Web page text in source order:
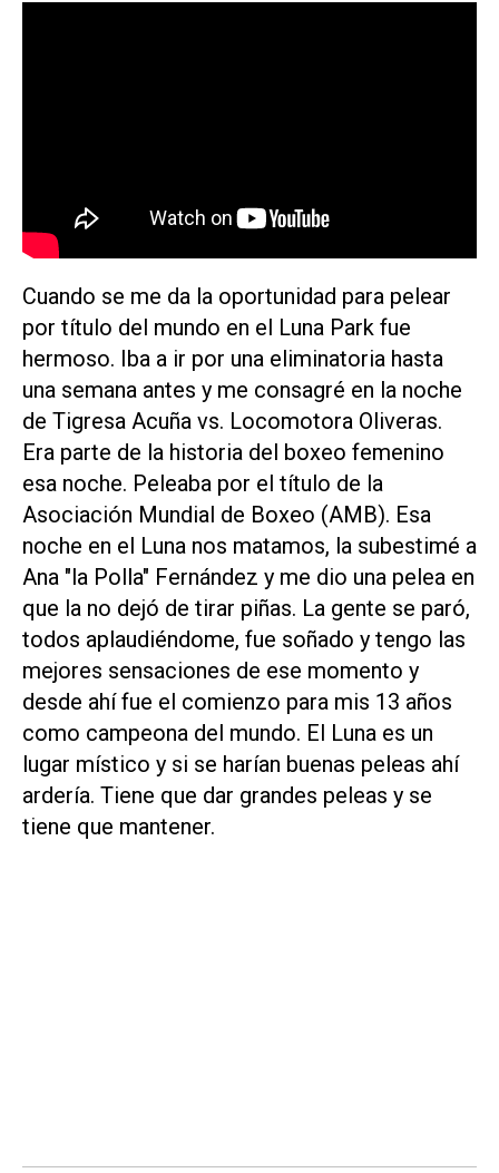
Cuando se me da la oportunidad para pelear
por título del mundo en el Luna Park fue
hermoso. Iba a ir por una eliminatoria hasta
una semana antes y me consagré en la noche
de Tigresa Acuña vs. Locomotora Oliveras.
Era parte de la historia del boxeo femenino
esa noche. Peleaba por el título de la
Asociación Mundial de Boxeo (AMB). Esa
noche en el Luna nos matamos, la subestimé a
Ana "la Polla" Fernández y me dio una pelea en
que la no dejó de tirar piñas. La gente se paró,
todos aplaudiéndome, fue soñado y tengo las
mejores sensaciones de ese momento y
desde ahí fue el comienzo para mis 13 años
como campeona del mundo. El Luna es un
lugar místico y si se harían buenas peleas ahí
ardería. Tiene que dar grandes peleas y se
tiene que mantener.